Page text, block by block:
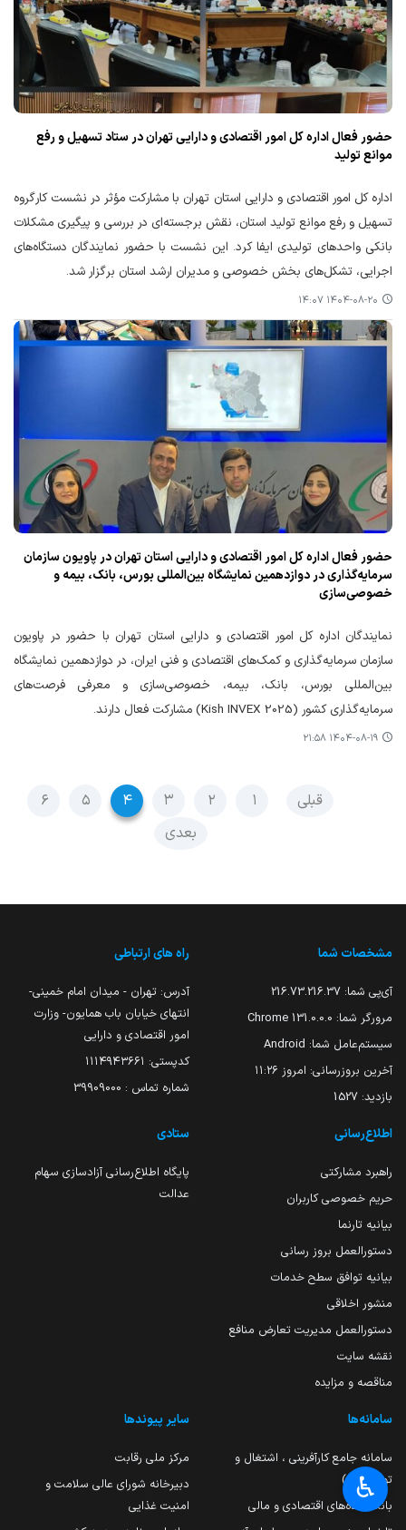
حضور فعال اداره کل امور اقتصادی و دارایی تهران در ستاد تسهیل و رفع
موانع تولید
اداره کل امور اقتصادی و دارایی استان تهران با مشارکت مؤثر در نشست کارگروه
تسهیل و رفع موانع تولید استان، نقش برجسته‌ای در بررسی و پیگیری مشکلات
بانکی واحدهای تولیدی ایفا کرد. این نشست با حضور نمایندگان دستگاه‌های
اجرایی، تشکل‌های بخش خصوصی و مدیران ارشد استان برگزار شد.
۱۴۰۴-۰۸-۲۰ ۱۴:۰۷
حضور فعال اداره کل امور اقتصادی و دارایی استان تهران در پاویون سازمان
سرمایه‌گذاری در دوازدهمین نمایشگاه بین‌المللی بورس، بانک، بیمه و
خصوصی‌سازی
نمایندگان اداره کل امور اقتصادی و دارایی استان تهران با حضور در پاویون
سازمان سرمایه‌گذاری و کمک‌های اقتصادی و فنی ایران، در دوازدهمین نمایشگاه
بین‌المللی بورس، بانک، بیمه، خصوصی‌سازی و معرفی فرصت‌های
سرمایه‌گذاری کشور (Kish INVEX 2025) مشارکت فعال دارند.
۱۴۰۴-۰۸-۱۹ ۲۱:۵۸
قبلی ۱ ۲ ۳ ۴ ۵
۶
بعدی
مشخصات شما
آی‌پی شما: 216.73.216.37
مرورگر شما: 131.0.0.0 Chrome
سیستم‌عامل شما: Android
آخرین بروزرسانی: امروز ۱۱:۲۶
بازدید: 1527
راه های ارتباطی
آدرس: تهران - میدان امام خمینی-
انتهای خیابان باب همایون- وزارت
امور اقتصادی و دارایی
کدپستی: ۱۱۱۴۹۴۳۶۶۱
شماره تماس : 39909000
اطلاع‌رسانی
راهبرد مشارکتی
حریم خصوصی کاربران
بیانیه تارنما
دستورالعمل بروز رسانی
بیانیه توافق سطح خدمات
منشور اخلاقی
دستورالعمل مدیریت تعارض منافع
نقشه سایت
مناقصه و مزایده
ستادی
پایگاه اطلاع‌رسانی آزادسازی سهام
عدالت
سامانه‌ها
سامانه جامع کارآفرینی ، اشتغال و
تولید(کات)
بانک داده‌های اقتصادی و مالی
سایر پیوندها
مرکز ملی رقابت
دبیرخانه شورای عالی سلامت و
امنیت غذایی
♿︎